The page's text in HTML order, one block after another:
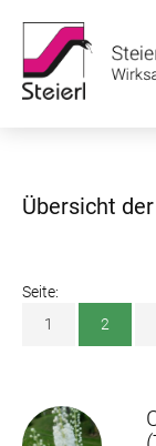
Übersicht
Seite:
1
2